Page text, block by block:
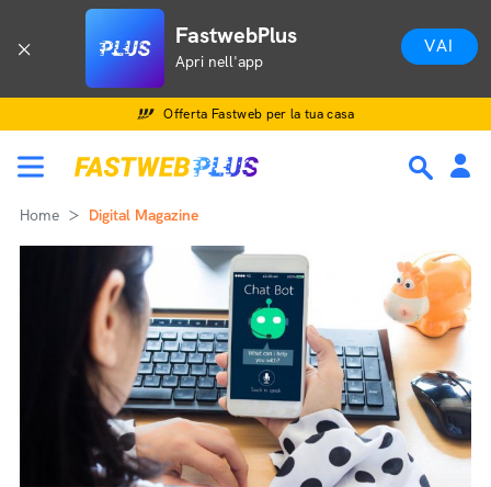
FastwebPlus
Apri nell'app
VAI
Offerta Fastweb per la tua casa
Home Digital Magazine